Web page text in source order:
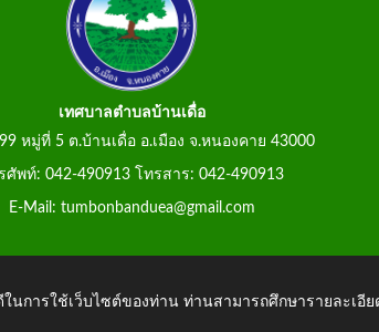
เทศบาลตำบลบ้านเดื่อ
หมู่ที่ 5 ต.บ้านเดื่อ อ.เมือง จ.หนองคาย 43000
ศัพท์: 042-490913 โทรสาร: 042-490913
E-Mail: tumbonbanduea@gmail.com
การใช้เว็บไซต์ของท่าน ท่านสามารถศึกษารายละเอี